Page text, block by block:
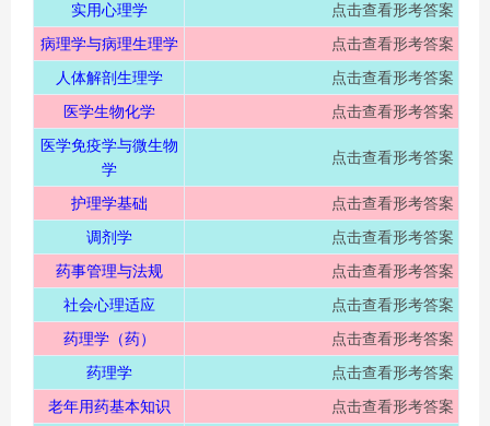
实用心理学
点击查看形考答案
病理学与病理生理学
点击查看形考答案
人体解剖生理学
点击查看形考答案
医学生物化学
点击查看形考答案
医学免疫学与微生物
学
点击查看形考答案
护理学基础
点击查看形考答案
调剂学
点击查看形考答案
药事管理与法规
点击查看形考答案
社会心理适应
点击查看形考答案
药理学（药）
点击查看形考答案
药理学
点击查看形考答案
老年用药基本知识
点击查看形考答案